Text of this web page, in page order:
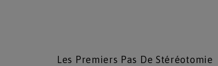
Les Premiers Pas De Stéréotomie